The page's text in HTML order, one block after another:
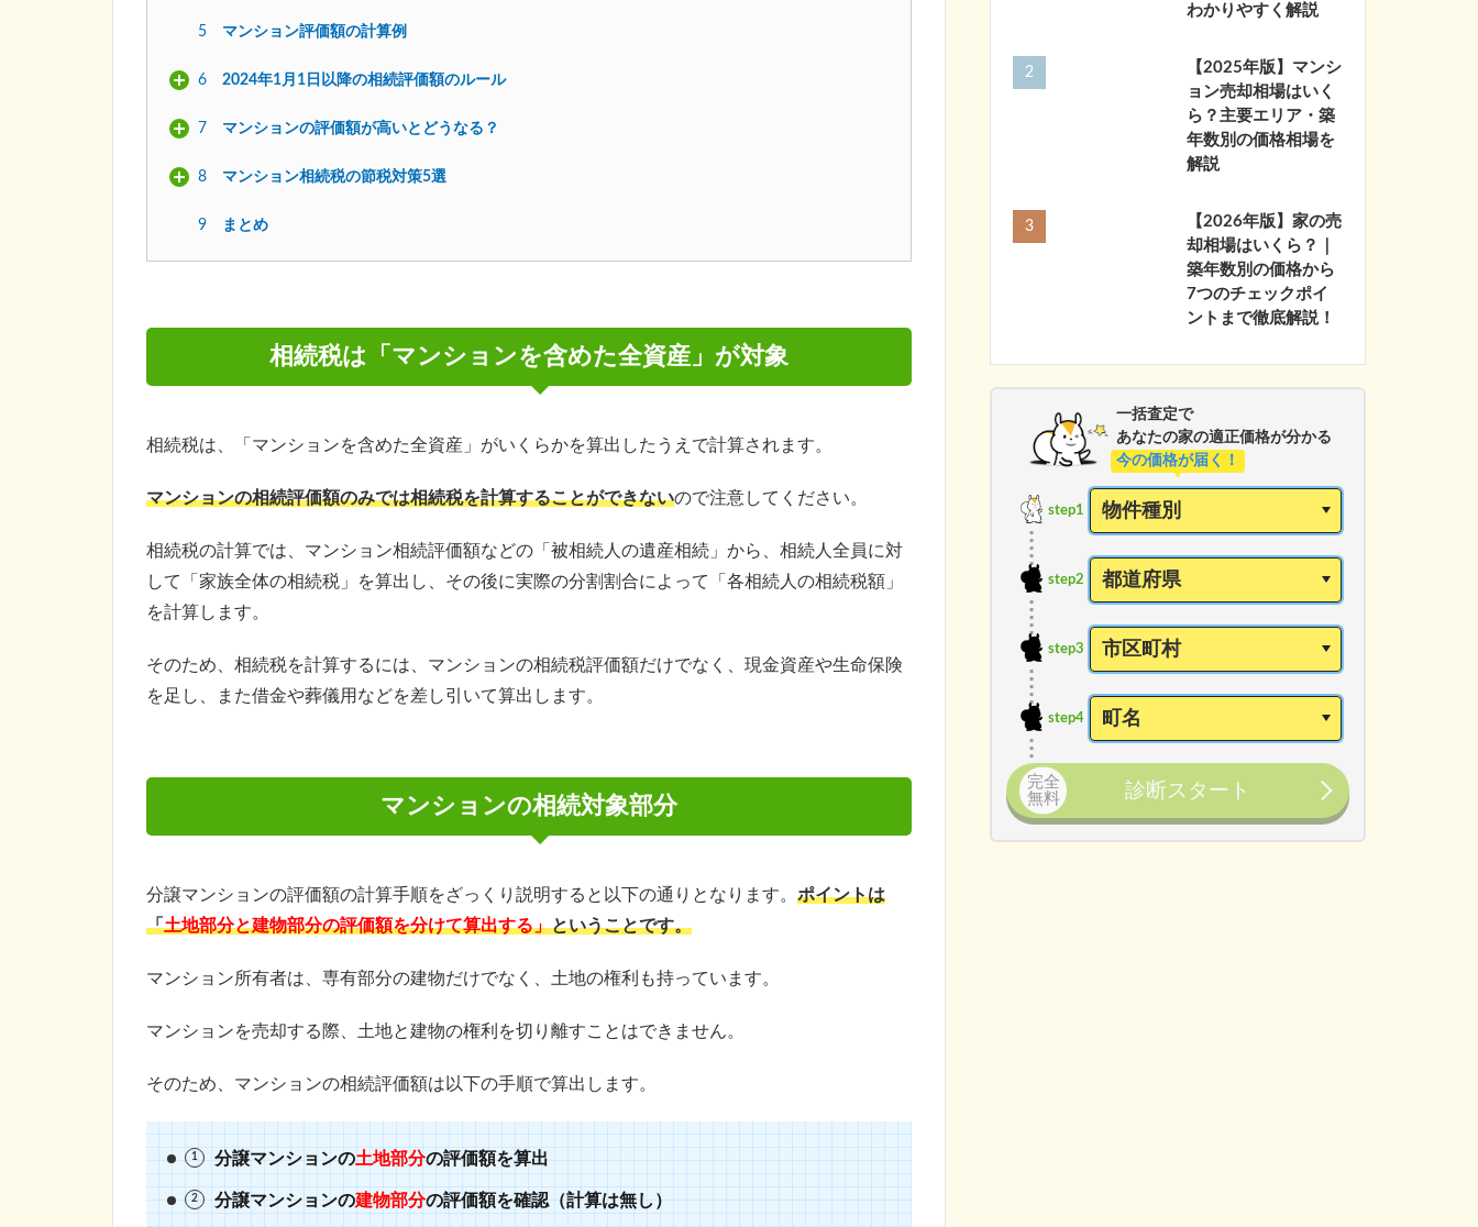
5 マンション評価額の計算例
6 2024年1月1日以降の相続評価額のルール
7 マンションの評価額が高いとどうなる？
8 マンション相続税の節税対策5選
9 まとめ
相続税は「マンションを含めた全資産」が対象
相続税は、「マンションを含めた全資産」がいくらかを算出したうえで計算されます。
マンションの相続評価額のみでは相続税を計算することができないので注意してください。
相続税の計算では、マンション相続評価額などの「被相続人の遺産相続」から、相続人全員に対
して「家族全体の相続税」を算出し、その後に実際の分割割合によって「各相続人の相続税額」
を計算します。
そのため、相続税を計算するには、マンションの相続税評価額だけでなく、現金資産や生命保険
を足し、また借金や葬儀用などを差し引いて算出します。
マンションの相続対象部分
分譲マンションの評価額の計算手順をざっくり説明すると以下の通りとなります。 ポイントは
「土地部分と建物部分の評価額を分けて算出する」ということです。
マンション所有者は、専有部分の建物だけでなく、土地の権利も持っています。
マンションを売却する際、土地と建物の権利を切り離すことはできません。
そのため、マンションの相続評価額は以下の手順で算出します。
分譲マンションの土地部分の評価額を算出
分譲マンションの建物部分の評価額を確認（計算は無し）
わかりやすく解説
【2025年版】マンシ
ョン売却相場はいく
ら？主要エリア・築
年数別の価格相場を
解説
【2026年版】家の売
却相場はいくら？｜
築年数別の価格から
7つのチェックポイ
ントまで徹底解説！
一括査定で
あなたの家の適正価格が分かる
今の価格が届く！
step1
step2
step3
step4
完全
無料
診断スタート